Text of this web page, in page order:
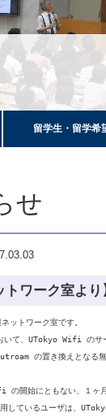
留学生・留学希
せ
トワーク室よ
ットワーク室です。
いて、UTokyo Wifi のサ
の置き換えとなる無
の開始にともない、１ヶ
しているユーザは、